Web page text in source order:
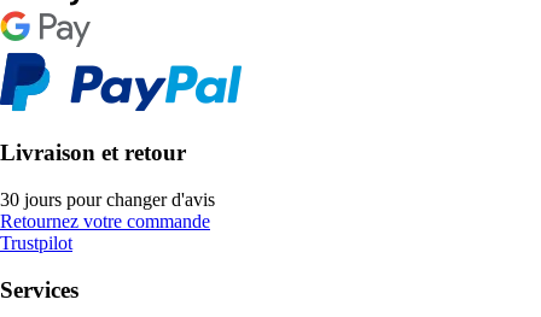
Livraison et retour
30 jours pour changer d'avis
Retournez votre commande
Trustpilot
Services